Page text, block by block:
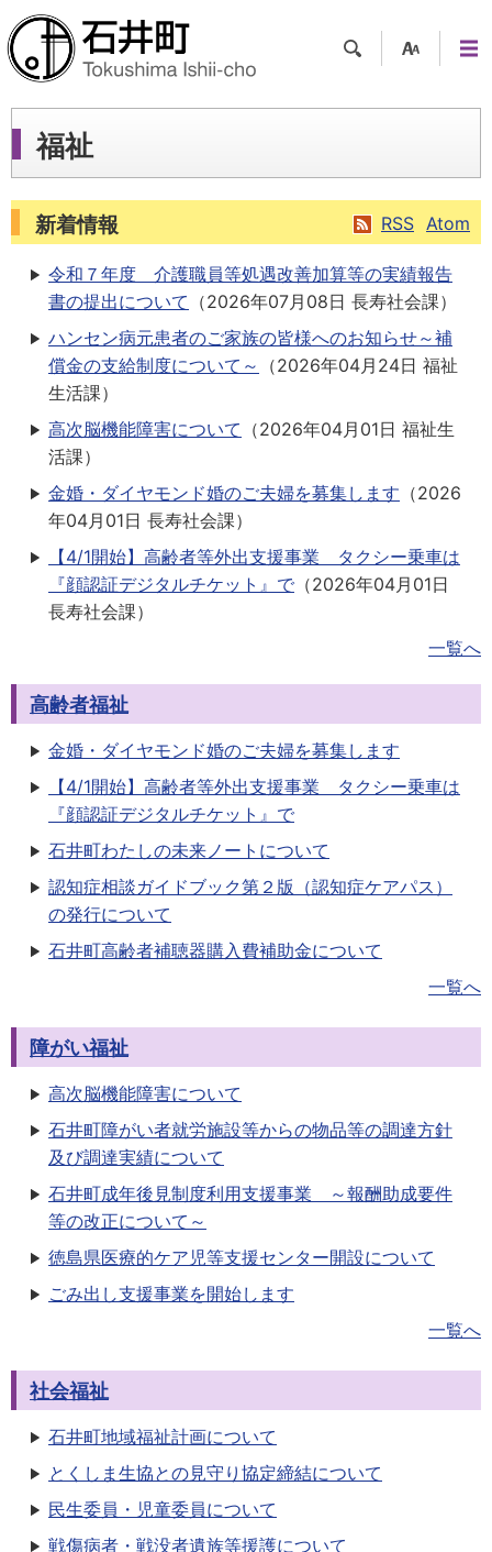
ツー
ュー
福祉
新着情報 RSS Atom
令和７年度 介護職員等処遇改善加算等の実績報告
書の提出について （2026年07月08日 長寿社会課）
ハンセン病元患者のご家族の皆様へのお知らせ～補
償金の支給制度について～
（2026年04月24日 福祉
生活課）
高次脳機能障害について （2026年04月01日 福祉生
活課）
金婚・ダイヤモンド婚のご夫婦を募集します （2026
年04月01日 長寿社会課）
【4/1開始】高齢者等外出支援事業 タクシー乗車は
『顔認証デジタルチケット』で （2026年04月01日
長寿社会課）
一覧へ
高齢者福祉
金婚・ダイヤモンド婚のご夫婦を募集します
【4/1開始】高齢者等外出支援事業 タクシー乗車は
『顔認証デジタルチケット』で
石井町わたしの未来ノートについて
認知症相談ガイドブック第２版（認知症ケアパス）
の発行について
石井町高齢者補聴器購入費補助金について
一覧へ
障がい福祉
高次脳機能障害について
石井町障がい者就労施設等からの物品等の調達方針
及び調達実績について
石井町成年後見制度利用支援事業 ～報酬助成要件
等の改正について～
徳島県医療的ケア児等支援センター開設について
ごみ出し支援事業を開始します
一覧へ
社会福祉
石井町地域福祉計画について
とくしま生協との見守り協定締結について
民生委員・児童委員について
戦傷病者・戦没者遺族等援護について